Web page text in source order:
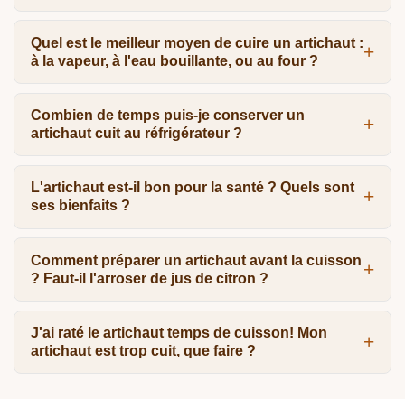
Quel est le meilleur moyen de cuire un artichaut :
à la vapeur, à l'eau bouillante, ou au four ?
Combien de temps puis-je conserver un
artichaut cuit au réfrigérateur ?
L'artichaut est-il bon pour la santé ? Quels sont
ses bienfaits ?
Comment préparer un artichaut avant la cuisson
? Faut-il l'arroser de jus de citron ?
J'ai raté le artichaut temps de cuisson! Mon
artichaut est trop cuit, que faire ?